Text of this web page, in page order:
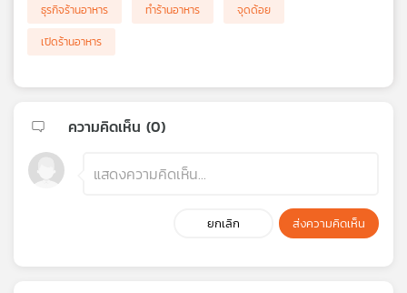
ธุรกิจร้านอาหาร
ทำร้านอาหาร
จุดด้อย
เปิดร้านอาหาร
ความคิดเห็น (0)
ยกเลิก ส่งความคิดเห็น